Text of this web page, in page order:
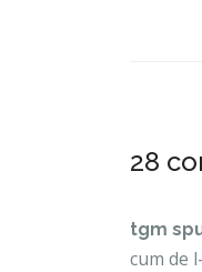
28
tgm
cum de